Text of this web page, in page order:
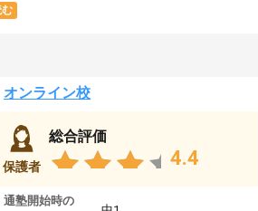
オンライン校
保護者
総合評価
4.4
通塾開始時の